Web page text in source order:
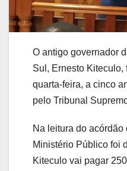
O antigo governador
Sul, Ernesto Kiteculo,
quarta-feira, a cinco
pelo Tribunal
Na leitura do
Ministério Público foi
Kiteculo vai pagar